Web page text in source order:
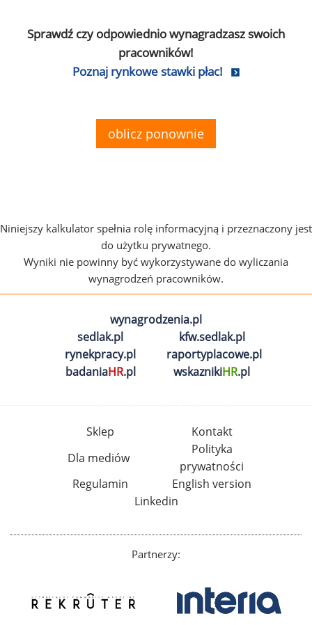
Sprawdź czy odpowiednio wynagradzasz swoich
pracowników!
Poznaj rynkowe stawki płac!
oblicz ponownie
Niniejszy kalkulator spełnia rolę informacyjną i przeznaczony jest
do użytku prywatnego.
Wyniki nie powinny być wykorzystywane do wyliczania
wynagrodzeń pracowników.
wynagrodzenia.pl
sedlak.pl
kfw.sedlak.pl
rynekpracy.pl
raportyplacowe.pl
badaniaHR.pl wskaznikiHR.pl
Sklep
Kontakt
Dla mediów
Polityka
prywatności
Regulamin
English version
Linkedin
Partnerzy: